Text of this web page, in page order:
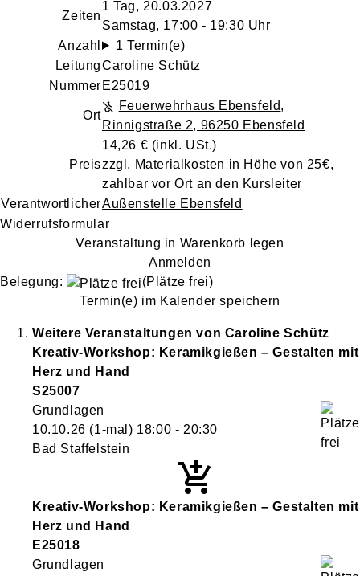
Zeiten
1 Tag, 20.03.2027
Samstag, 17:00 - 19:30 Uhr
Anzahl
1 Termin(e)
LeitungCaroline Schütz
Nummer E25019
Ort
Feuerwehrhaus Ebensfeld,
Rinnigstraße 2, 96250 Ebensfeld
Preis
14,26 € (inkl. USt.)
zzgl. Materialkosten in Höhe von 25€,
zahlbar vor Ort an den Kursleiter
VerantwortlicherAußenstelle Ebensfeld
Widerrufsformular
Veranstaltung in Warenkorb legen
Anmelden
Belegung:
(Plätze frei)
Termin(e) im Kalender speichern
Weitere Veranstaltungen von CarolineSchütz
Kreativ-Workshop: Keramikgießen – Gestalten mit
Herz und Hand
S25007
Grundlagen
10.10.26 (1-mal) 18:00 - 20:30
Bad Staffelstein
Kreativ-Workshop: Keramikgießen – Gestalten mit
Herz und Hand
E25018
Grundlagen